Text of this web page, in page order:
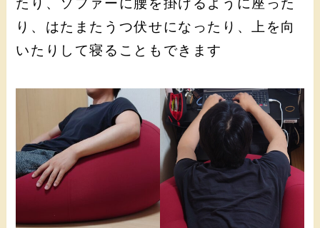
たり、ソファーに腰を掛けるように座った
り、はたまたうつ伏せになったり、上を向
いたりして寝ることもできます